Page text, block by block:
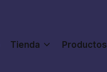
Tienda Productos